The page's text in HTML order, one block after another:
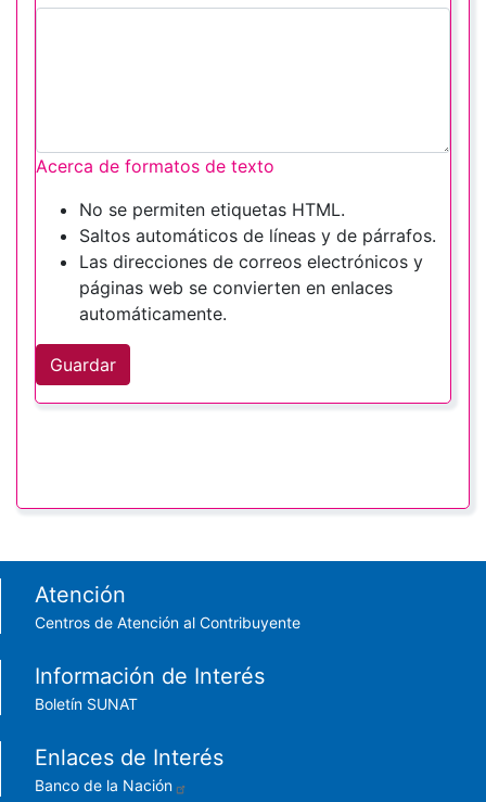
Acerca de formatos de texto
No se permiten etiquetas HTML.
Saltos automáticos de líneas y de párrafos.
Las direcciones de correos electrónicos y
páginas web se convierten en enlaces
automáticamente.
Guardar
Footer menu
Atención
Centros de Atención al Contribuyente
Información de Interés
Boletín SUNAT
Enlaces de Interés
Banco de la Nación